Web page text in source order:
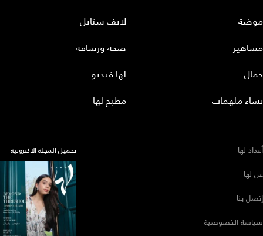
موضة
مشاهير
جمال
نساء ملهمات
لايف ستايل
صحة ورشاقة
لها فيديو
مطبخ لها
أعداد لها
عن لها
إتصل بنا
سياسة الخصوصية
تحميل المجلة الاكترونية